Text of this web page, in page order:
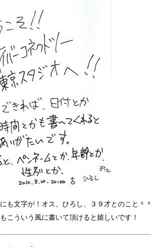
も文字が！オス、ひろし、３９才とのこと＾＾
こういう風に書いて頂けると嬉しいです！